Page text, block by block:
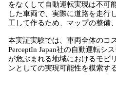
をなくして自動運転実現は不可
した車両で、実際に道路を走行
工して作るため、マップの整備
本実証実験では、車両全体のコ
PerceptIn Japan社の自動運転シ
が危ぶまれる地域におけるモビ
ンとしての実現可能性を模索する